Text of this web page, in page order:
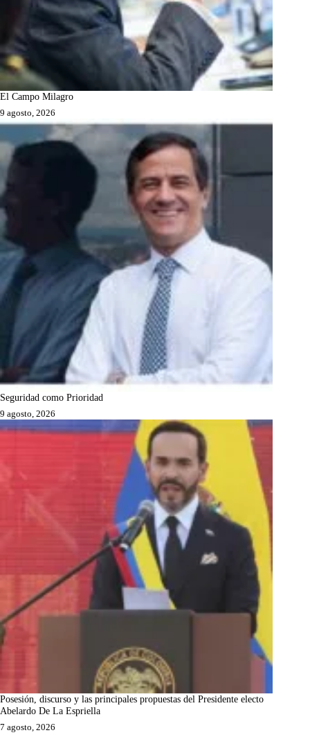
El Campo Milagro
9 agosto, 2026
Seguridad como Prioridad
9 agosto, 2026
Posesión, discurso y las principales propuestas del Presidente electo
Abelardo De La Espriella
7 agosto, 2026